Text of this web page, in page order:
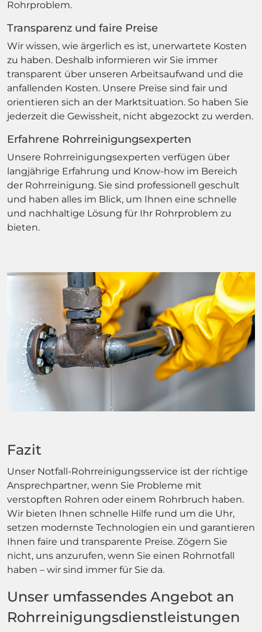
Rohrproblem.
Transparenz und faire Preise
Wir wissen, wie ärgerlich es ist, unerwartete Kosten
zu haben. Deshalb informieren wir Sie immer
transparent über unseren Arbeitsaufwand und die
anfallenden Kosten. Unsere Preise sind fair und
orientieren sich an der Marktsituation. So haben Sie
jederzeit die Gewissheit, nicht abgezockt zu werden.
Erfahrene Rohrreinigungsexperten
Unsere Rohrreinigungsexperten verfügen über
langjährige Erfahrung und Know-how im Bereich
der Rohrreinigung. Sie sind professionell geschult
und haben alles im Blick, um Ihnen eine schnelle
und nachhaltige Lösung für Ihr Rohrproblem zu
bieten.
Fazit
Unser Notfall-Rohrreinigungsservice ist der richtige
Ansprechpartner, wenn Sie Probleme mit
verstopften Rohren oder einem Rohrbruch haben.
Wir bieten Ihnen schnelle Hilfe rund um die Uhr,
setzen modernste Technologien ein und garantieren
Ihnen faire und transparente Preise. Zögern Sie
nicht, uns anzurufen, wenn Sie einen Rohrnotfall
haben – wir sind immer für Sie da.
Unser umfassendes Angebot an
Rohrreinigungsdienstleistungen